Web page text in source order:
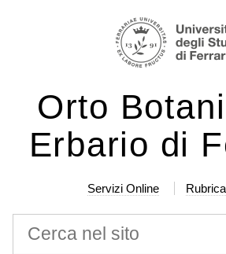
Salta
navigazione
Orto
Erbario di
Servizi Online Rubrica